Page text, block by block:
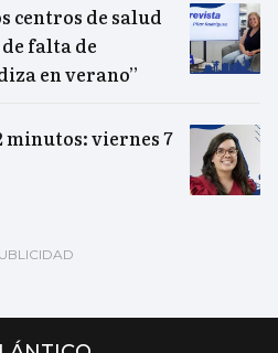
centros de salud
falta de
en verano”
minutos: viernes 7